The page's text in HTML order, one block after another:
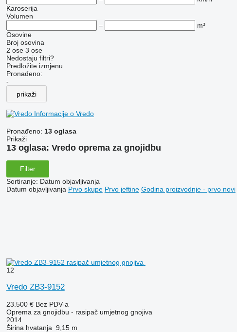
Karoserija
Volumen
–
m³
Osovine
Broj osovina
2 ose 3 ose
Nedostaju filtri?
Predložite izmjenu
Pronađeno:
-
prikaži
Informacije o Vredo
Pronađeno: 13 oglasa
Prikaži
13 oglasa: Vredo oprema za gnojidbu
Filter
Sortiranje: Datum objavljivanja
Datum objavljivanja Prvo skupe Prvo jeftine Godina proizvodnje - prvo novi
12
Vredo ZB3-9152
23.500 € Bez PDV-a
Oprema za gnojidbu - rasipač umjetnog gnojiva
2014
Širina hvatanja 9,15 m